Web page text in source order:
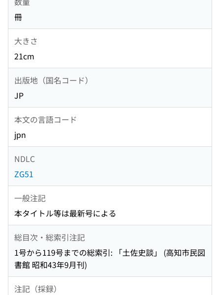
冊
大きさ
21cm
出版地（国名コード）
JP
本文の言語コード
jpn
NDLC
ZG51
一般注記
本タイトル等は最新号による
総目次・総索引注記
1号から119号までの総索引: 「土佐史談」 (高知市民図
書館 昭和43年9月刊)
注記（採録）